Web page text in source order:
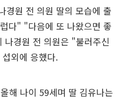
경원 전 의원 딸의 모습에 출
다" "다음에 또 나왔으면 좋
나경원 전 의원은 "불러주신
외에 응했다.
해 나이 59세며 딸 김유나는